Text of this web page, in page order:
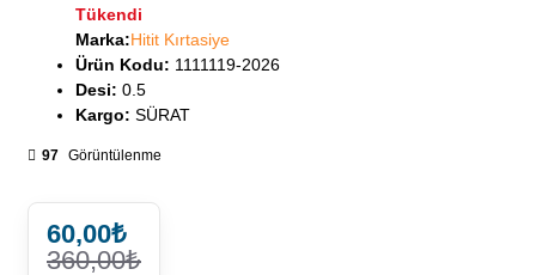
Tükendi
Marka:Hitit Kırtasiye
Ürün Kodu: 1111119-2026
Desi: 0.5
Kargo: SÜRAT
97 Görüntülenme
60,00₺
360,00₺